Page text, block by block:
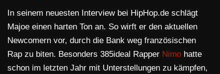
In seinem neuesten Interview bei HipHop.de schlägt
Majoe einen harten Ton an. So wirft er den aktuellen
Newcomern vor, durch die Bank weg französischen
Rap zu biten. Besonders 385ideal Rapper Nimo hatte
schon im letzten Jahr mit Unterstellungen zu kämpfen,